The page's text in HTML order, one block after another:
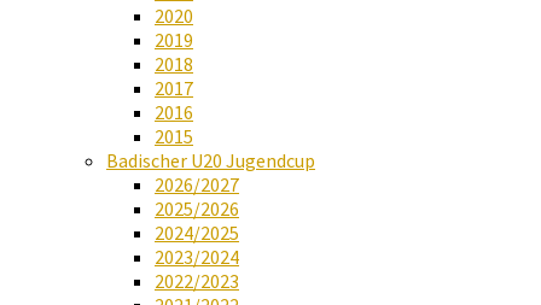
2020
2019
2018
2017
2016
2015
Badischer U20 Jugendcup
2026/2027
2025/2026
2024/2025
2023/2024
2022/2023